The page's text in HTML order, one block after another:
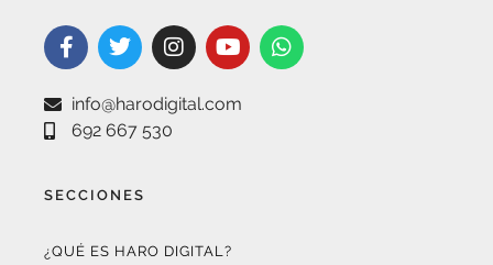
info@harodigital.com
692 667 530
SECCIONES
¿QUÉ ES HARO DIGITAL?